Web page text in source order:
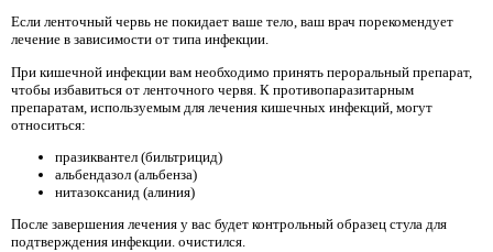
Если ленточный червь не покидает ваше тело, ваш врач порекомендует
лечение в зависимости от типа инфекции.
При кишечной инфекции вам необходимо принять пероральный препарат,
чтобы избавиться от ленточного червя. К противопаразитарным
препаратам, используемым для лечения кишечных инфекций, могут
относиться:
празиквантел (бильтрицид)
альбендазол (альбенза)
нитазоксанид (алиния)
После завершения лечения у вас будет контрольный образец стула для
подтверждения инфекции. очистился.